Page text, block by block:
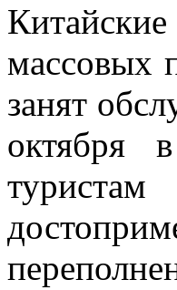
массовых
занят
октября